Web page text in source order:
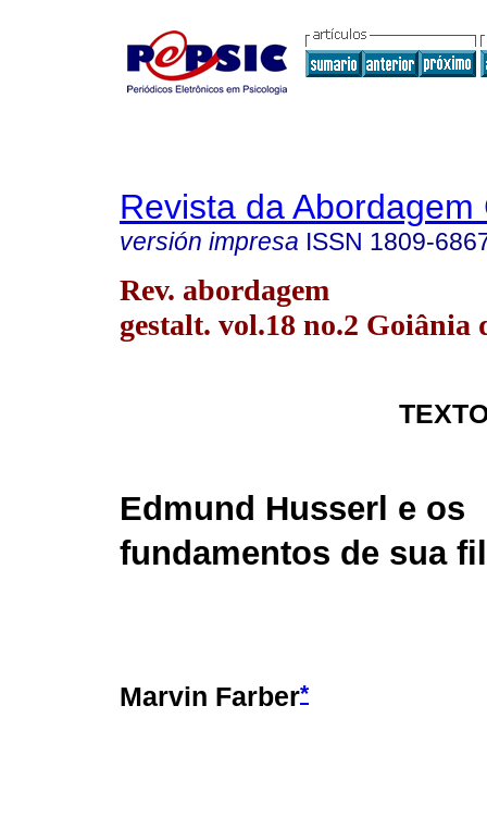
Revista da Abordagem
versión impresa ISSN 1809-
Rev. abordagem
gestalt. vol.18 no.2 Goiânia
Edmund Husserl e os
fundamentos de sua
Marvin Farber*